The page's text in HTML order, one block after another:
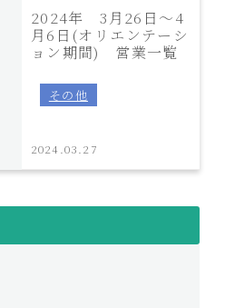
2024年 3月26日～4
月6日(オリエンテーシ
ョン期間) 営業一覧
その他
2024.03.27